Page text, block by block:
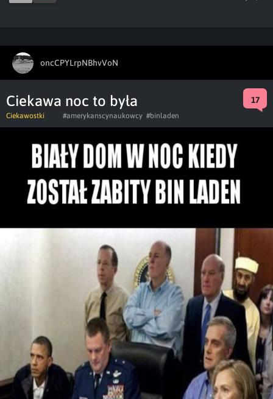
oncCPYLrpNBhvVoN
Ciekawa noc to była 17
Ciekawostki #amerykanscynaukowcy #binladen